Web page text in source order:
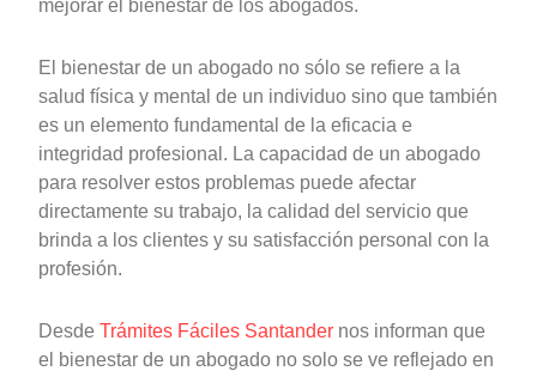
mejorar el bienestar de los abogados.
El bienestar de un abogado no sólo se refiere a la
salud física y mental de un individuo sino que también
es un elemento fundamental de la eficacia e
integridad profesional. La capacidad de un abogado
para resolver estos problemas puede afectar
directamente su trabajo, la calidad del servicio que
brinda a los clientes y su satisfacción personal con la
profesión.
DesdeTrámites Fáciles Santander nos informan que
el bienestar de un abogado no solo se ve reflejado en